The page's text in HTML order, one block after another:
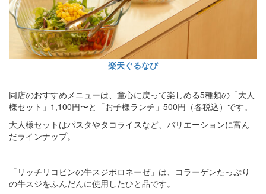
楽天ぐるなび
同店のおすすめメニューは、童心に戻って楽しめる5種類の「大人
様セット」1,100円〜と「お子様ランチ」500円（各税込）です。
大人様セットはパスタやタコライスなど、バリエーションに富ん
だラインナップ。
「リッチリコピンの牛スジボロネーゼ」は、コラーゲンたっぷり
の牛スジをふんだんに使用したひと品です。